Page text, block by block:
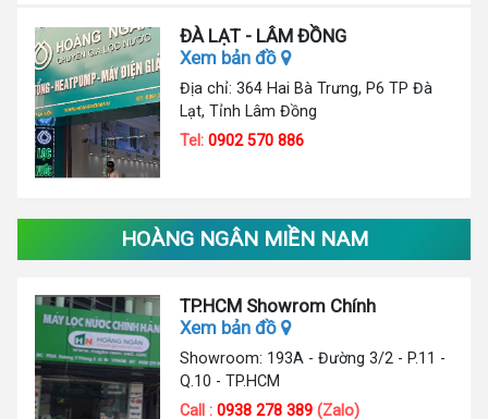
ĐÀ LẠT - LÂM ĐỒNG
Xem bản đồ
Địa chỉ: 364 Hai Bà Trưng, P6 TP Đà
Lạt, Tỉnh Lâm Đồng
Tel:0902 570 886
HOÀNG NGÂN MIỀN NAM
TP.HCM Showrom Chính
Xem bản đồ
Showroom: 193A - Đường 3/2 - P.11 -
Q.10 - TP.HCM
Call :0938 278 389(Zalo)